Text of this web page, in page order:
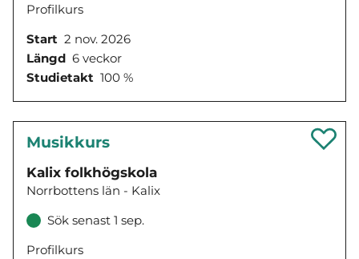
Profilkurs
Start 2 nov. 2026
Längd 6 veckor
Studietakt 100 %
Musikkurs
Kalix folkhögskola
Norrbottens län - Kalix
Sök senast 1 sep.
Profilkurs